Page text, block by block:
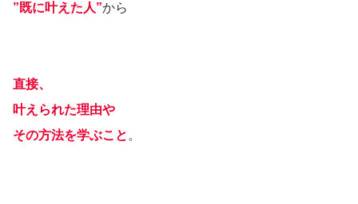
”既に叶えた人”から
直接、
叶えられた理由や
その方法を学ぶこと 。